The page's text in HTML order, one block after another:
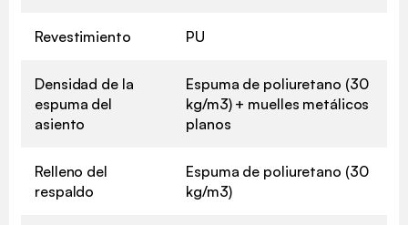
Revestimiento PU
Densidad de la
espuma del
asiento
Espuma de poliuretano (30
kg/m3) + muelles metálicos
planos
Relleno del
respaldo
Espuma de poliuretano (30
kg/m3)